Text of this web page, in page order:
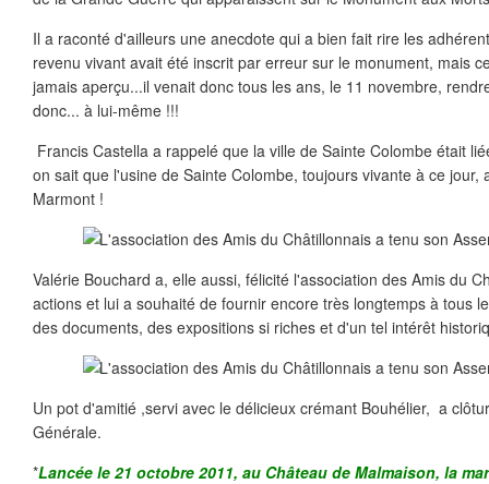
Il a raconté d'ailleurs une anecdote qui a bien fait rire les
revenu vivant avait été inscrit par erreur sur le monument, mais
jamais aperçu...il venait donc tous les ans, le 11 novembre,
donc... à lui-même !!!
Francis Castella a rappelé que la ville de Sainte Colombe était
on sait que l'usine de Sainte Colombe, toujours vivante à ce jour,
Marmont !
Valérie Bouchard a, elle aussi, félicité l'association des Amis du
actions et lui a souhaité de fournir encore très longtemps à tous
des documents, des expositions si riches et d'un tel intérêt
Un pot d'amitié ,servi avec le délicieux crémant Bouhélier, a
Générale.
*Lancée le 21 octobre 2011, au Château de Malmaison, la